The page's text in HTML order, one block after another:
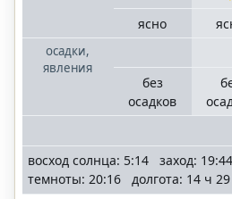
осадки,
явления
ясно
без
осадков
восход солнца: 5:14 заход:
темноты: 20:16 долгота: 14 ч